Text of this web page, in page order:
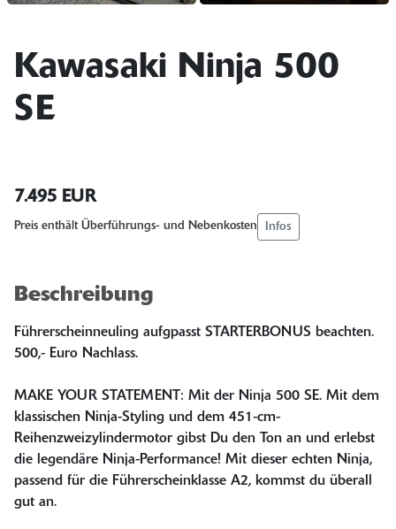
Kawasaki Ninja 500
SE
7.495 EUR
Preis enthält Überführungs- und Nebenkosten Infos
Beschreibung
Führerscheinneuling aufgpasst STARTERBONUS beachten.
500,- Euro Nachlass.
MAKE YOUR STATEMENT: Mit der Ninja 500 SE. Mit dem
klassischen Ninja-Styling und dem 451-cm-
Reihenzweizylindermotor gibst Du den Ton an und erlebst
die legendäre Ninja-Performance! Mit dieser echten Ninja,
passend für die Führerscheinklasse A2, kommst du überall
gut an.